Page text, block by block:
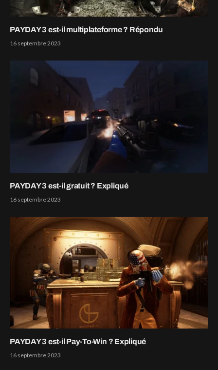
PAYDAY 3 est-il multiplateforme ? Répondu
16 septembre 2023
PAYDAY 3 est-il gratuit ? Expliqué
16 septembre 2023
PAYDAY 3 est-il Pay-To-Win ? Expliqué
16 septembre 2023